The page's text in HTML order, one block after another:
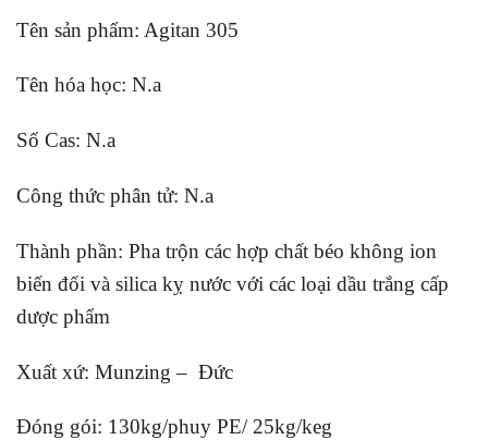
Tên sản phẩm: Agitan 305
Tên hóa học: N.a
Số Cas: N.a
Công thức phân tử: N.a
Thành phần: Pha trộn các hợp chất béo không ion
biến đổi và silica kỵ nước với các loại dầu trắng cấp
dược phẩm
Xuất xứ: Munzing – Đức
Đóng gói: 130kg/phuy PE/ 25kg/keg